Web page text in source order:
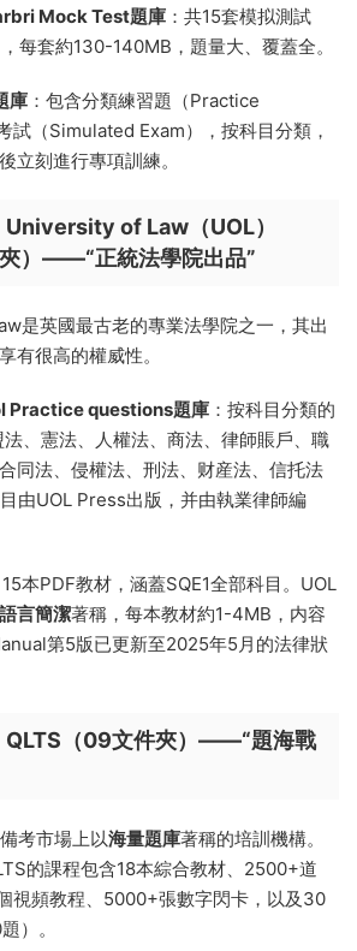
Mock Test題庫 ：共15套模拟測試
每套約130-140MB，題量大、覆蓋全。
庫 ：包含分類練習題（Practice
試（Simulated Exam），按科目分類，
立刻進行專項訓練。
of Law（UOL）
夾）——“正統法學院出品”
是英國最古老的專業法學院之一，其出
有很高的權威性。
questions題庫 ：按科目分類的
、憲法、人權法、商法、律師賬戶、職
同法、侵權法、刑法、财産法、信托法
由UOL Press出版，并由執業律師編
本PDF教材，涵蓋SQE1全部科目。UOL
言簡潔著稱，每本教材約1-4MB，内容
第5版已更新至2025年5月的法律狀
QLTS（09文件夾）——“題海戰
考市場上以海量題庫著稱的培訓機構。
的課程包含18本綜合教材、2500+道
視頻教程、5000+張數字閃卡，以及30
）。